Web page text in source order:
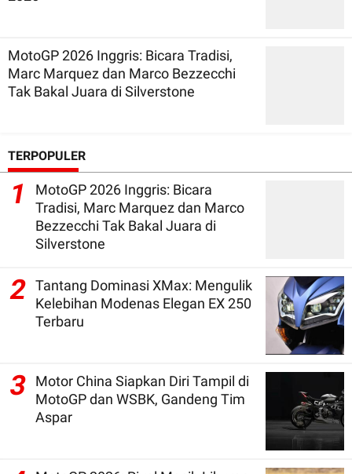
MotoGP 2026 Inggris: Bicara Tradisi,
Marc Marquez dan Marco Bezzecchi
Tak Bakal Juara di Silverstone
TERPOPULER
1
MotoGP 2026 Inggris: Bicara
Tradisi, Marc Marquez dan Marco
Bezzecchi Tak Bakal Juara di
Silverstone
2 Tantang Dominasi XMax: Mengulik
Kelebihan Modenas Elegan EX 250
Terbaru
3
Motor China Siapkan Diri Tampil di
MotoGP dan WSBK, Gandeng Tim
Aspar